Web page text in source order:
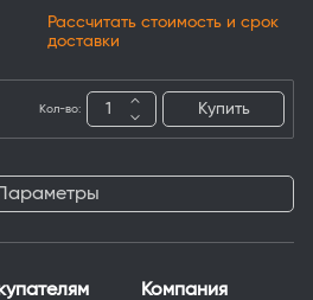
Рассчитать стоимость и срок
доставки
Кол-во: Купить
Компания